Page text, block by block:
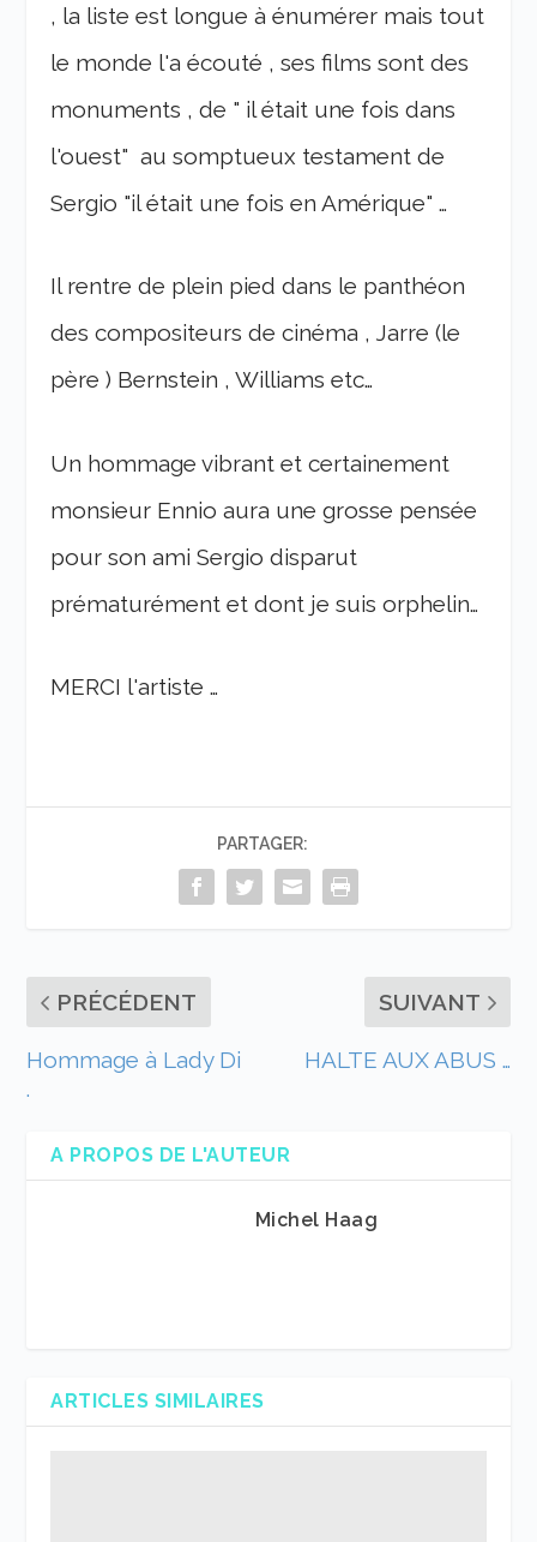
, la liste est longue à énumérer mais tout
le monde l'a écouté , ses films sont des
monuments , de " il était une fois dans
l'ouest" au somptueux testament de
Sergio "il était une fois en Amérique" …
Il rentre de plein pied dans le panthéon
des compositeurs de cinéma , Jarre (le
père ) Bernstein , Williams etc…
Un hommage vibrant et certainement
monsieur Ennio aura une grosse pensée
pour son ami Sergio disparut
prématurément et dont je suis orphelin…
MERCI l'artiste …
PARTAGER:
PRÉCÉDENT
Hommage à Lady Di
.
SUIVANT
HALTE AUX ABUS …
A PROPOS DE L'AUTEUR
Michel Haag
ARTICLES SIMILAIRES